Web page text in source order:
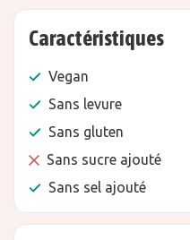
Caractéristiques
Vegan
Sans levure
Sans gluten
Sans sucre ajouté
Sans sel ajouté